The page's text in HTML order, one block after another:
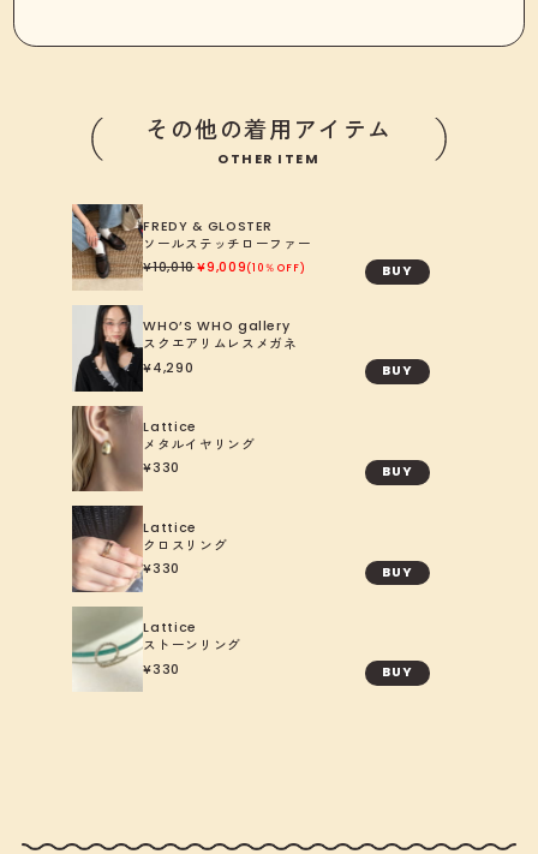
その他の着用アイテム
OTHER ITEM
FREDY & GLOSTER
ソールステッチローファー
10,010 9,009 10％OFF BUY
WHO’S WHO gallery
スクエアリムレスメガネ
4,290 BUY
Lattice
メタルイヤリング
330 BUY
Lattice
クロスリング
330 BUY
Lattice
ストーンリング
330 BUY